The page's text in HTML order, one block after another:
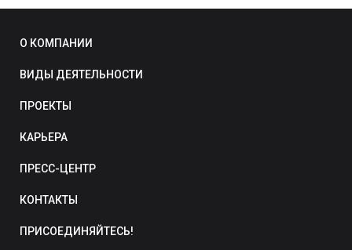
О КОМПАНИИ
ВИДЫ ДЕЯТЕЛЬНОСТИ
ПРОЕКТЫ
КАРЬЕРА
ПРЕСС-ЦЕНТР
КОНТАКТЫ
ПРИСОЕДИНЯЙТЕСЬ!